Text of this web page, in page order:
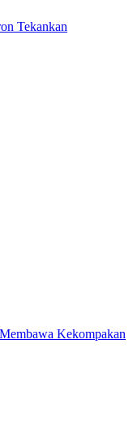
Tekankan
Kekompakan